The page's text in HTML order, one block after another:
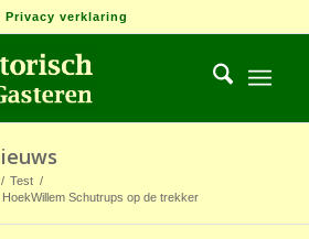
Privacy verklaring
/ Test /
Schutrups op de trekker